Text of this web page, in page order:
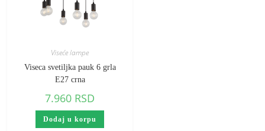
Viseće lampe
Viseca svetiljka pauk 6 grla
E27 crna
7.960 RSD
Dodaj u korpu